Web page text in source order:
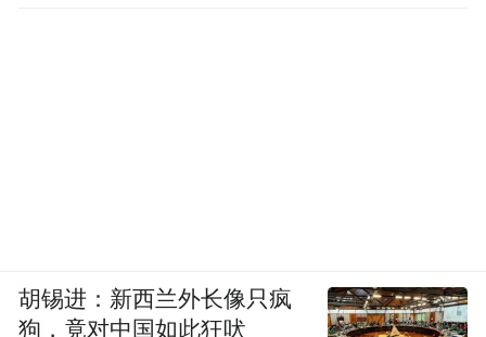
胡锡进：新西兰外长像只疯
狗，竟对中国如此狂吠